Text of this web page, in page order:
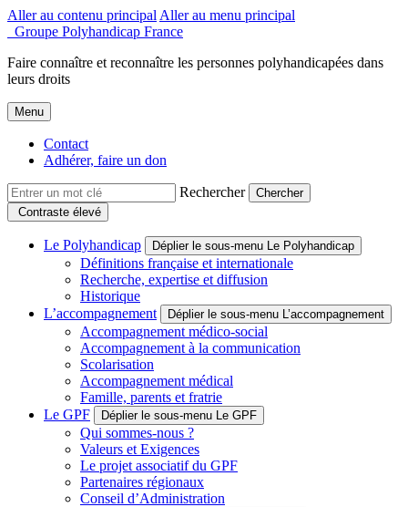
Aller au contenu principal Aller au menu principal
Groupe Polyhandicap France
Faire connaître et reconnaître les personnes polyhandicapées dans
leurs droits
Menu
Contact
Adhérer, faire un don
Rechercher
Contraste élevé
Le Polyhandicap Déplier le sous-menu Le Polyhandicap
Définitions française et internationale
Recherche, expertise et diffusion
Historique
L’accompagnement
Déplier le sous-menu L’accompagnement
Accompagnement médico-social
Accompagnement à la communication
Scolarisation
Accompagnement médical
Famille, parents et fratrie
Le GPF
Déplier le sous-menu Le GPF
Qui sommes-nous ?
Valeurs et Exigences
Le projet associatif du GPF
Partenaires régionaux
Conseil d’Administration